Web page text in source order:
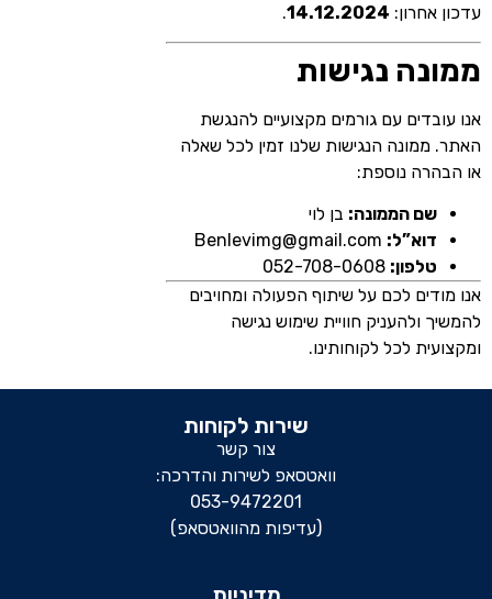
עדכון אחרון: 14.12.2024
.
ממונה נגישות
אנו עובדים עם גורמים מקצועיים להנגשת
האתר. ממונה הנגישות שלנו זמין לכל שאלה
או הבהרה נוספת:
שם הממונה: בן לוי
דוא”ל: Benlevimg@gmail.com
טלפון:
אנו מודים לכם על שיתוף הפעולה ומחויבים
להמשיך ולהעניק חוויית שימוש נגישה
ומקצועית לכל לקוחותינו.
שירות לקוחות
צור קשר
וואטסאפ לשירות והדרכה:
053-9472201
(עדיפות מהוואטסאפ)